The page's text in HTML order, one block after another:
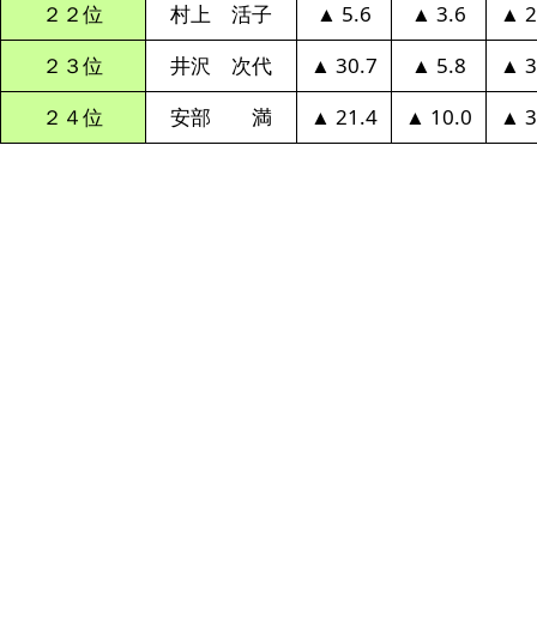
２２位
村上 活子 ▲ 5.6 ▲ 3.6
▲
２３位
井沢 次代 ▲ 30.7 ▲ 5.8
▲
２４位
安部 満 ▲ 21.4 ▲ 10.0 ▲